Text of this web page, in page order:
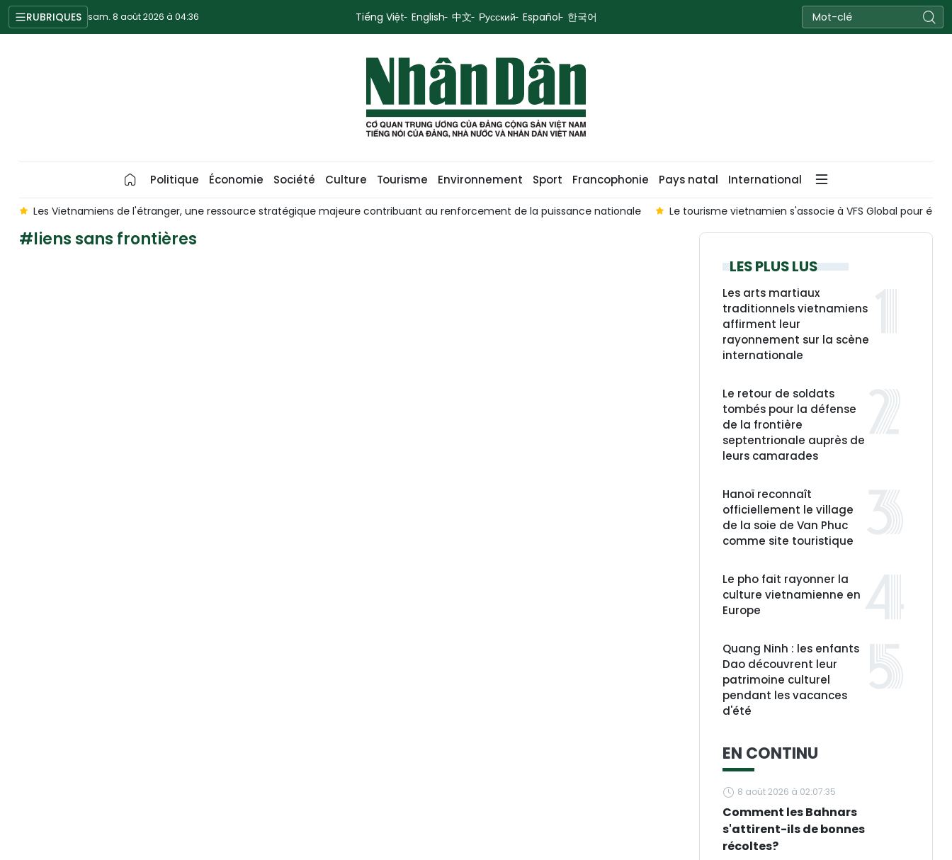
RUBRIQUES sam. 8 août 2026 à 04:36 Tiếng Việt English 中文 Русский Español 한국어
Politique Économie Société Culture Tourisme Environnement Sport Francophonie Pays natal International
Les Vietnamiens de l'étranger, une ressource stratégique majeure contribuant au renforcement de la puissance nationale Le tourisme vietnamien s'associe à VFS Global pour
#liens sans frontières
LES PLUS LUS
Les arts martiaux
traditionnels vietnamiens
affirment leur
rayonnement sur la scène
internationale
Le retour de soldats
tombés pour la défense
de la frontière
septentrionale auprès de
leurs camarades
Hanoï reconnaît
officiellement le village
de la soie de Van Phuc
comme site touristique
Le pho fait rayonner la
culture vietnamienne en
Europe
Quang Ninh : les enfants
Dao découvrent leur
patrimoine culturel
pendant les vacances
d'été
EN CONTINU
8 août 2026 à 02:07:35
Comment les Bahnars
s'attirent-ils de bonnes
récoltes?